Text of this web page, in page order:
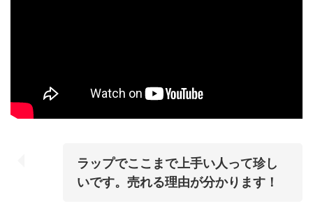
ラップでここまで上手い人って珍し
いです。売れる理由が分かります！